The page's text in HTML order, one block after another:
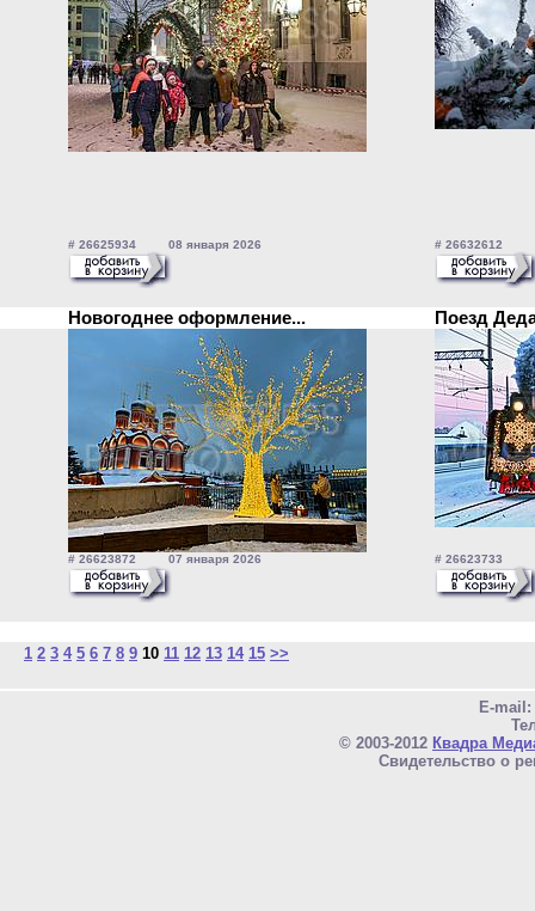
# 26625934 08 января 2026 # 26632612
Новогоднее оформление... Поезд
# 26623872 07 января 2026 # 26623733
1 2 3 4 5 6 7 8 9 10 11 12 13 14 15 >>
E-mail:
© 2003-2012 Квадра
Свидетельство о